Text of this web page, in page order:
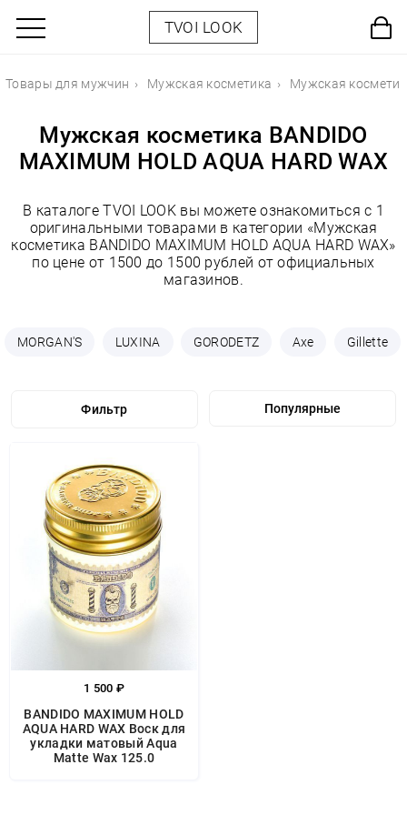
TVOI LOOK
Товары для мужчин Мужская косметика Мужская
Мужская косметика BANDIDO
MAXIMUM HOLD AQUA HARD WAX
В каталоге TVOI LOOK вы можете ознакомиться с 1
оригинальными товарами в категории «Мужская
косметика BANDIDO MAXIMUM HOLD AQUA HARD WAX»
по цене от 1500 до 1500 рублей от официальных
магазинов.
MORGAN'S LUXINA GORODETZ Axe Gillette
Фильтр
1 500 ₽
BANDIDO MAXIMUM HOLD
AQUA HARD WAX Воск для
укладки матовый Aqua
Matte Wax 125.0